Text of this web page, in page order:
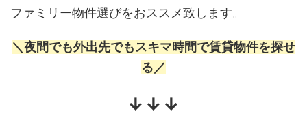
ファミリー物件選びをおススメ致します。
＼夜間でも外出先でもスキマ時間で賃貸物件を探せ
る／
↓↓↓